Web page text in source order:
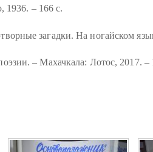
1936. – 166 с.
загадки. На ногайском
– Махачкала: Лотос, 2017. –